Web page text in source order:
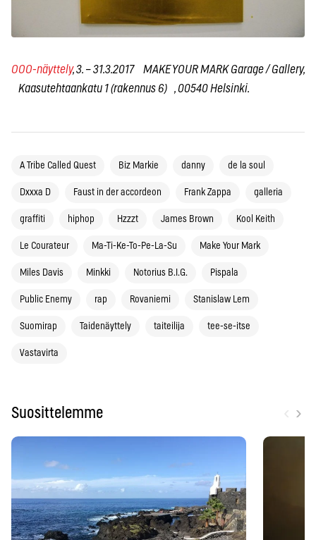
OOO-näyttely, 3. – 31.3.2017 MAKE YOUR MARK Garage / Gallery,
Kaasutehtaankatu 1 (rakennus 6) , 00540 Helsinki.
A Tribe Called Quest Biz Markie danny de la soul
Dxxxa D Faust in der accordeon Frank Zappa galleria
graffiti hiphop Hzzzt James Brown Kool Keith
Le Courateur Ma-Ti-Ke-To-Pe-La-Su Make Your Mark
Miles Davis Minkki Notorius B.I.G. Pispala
Public Enemy rap Rovaniemi Stanislaw Lem
Suomirap Taidenäyttely taiteilija tee-se-itse
Vastavirta
Suosittelemme ›